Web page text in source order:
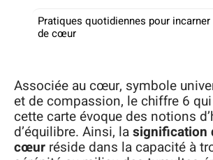
Pratiques quotidiennes pour incarner
de cœur
Associée au cœur, symbole
et de compassion, le chiffre 6
cette carte évoque des notions
d’équilibre. Ainsi, lasignification
cœur réside dans la capacité à